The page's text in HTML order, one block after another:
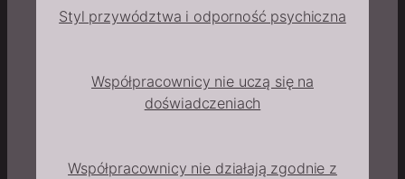
Styl przywództwa i odporność psychiczna
Współpracownicy nie uczą się na
doświadczeniach
Współpracownicy nie działają zgodnie z